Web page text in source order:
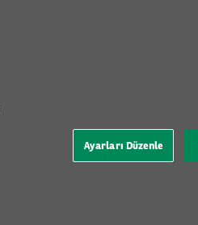
Ayarları Düzenle